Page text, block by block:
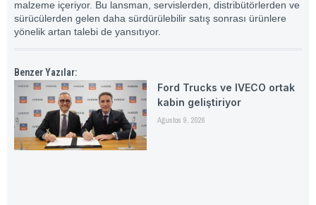
malzeme içeriyor. Bu lansman, servislerden, distribütörlerden ve
sürücülerden gelen daha sürdürülebilir satış sonrası ürünlere
yönelik artan talebi de yansıtıyor.
Benzer Yazılar:
Ford Trucks ve IVECO ortak
kabin geliştiriyor
Ağustos 9, 2026